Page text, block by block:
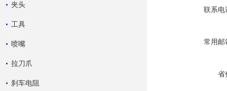
夹头
工具
喷嘴
拉刀爪
刹车电阻
联系电
常用邮
省